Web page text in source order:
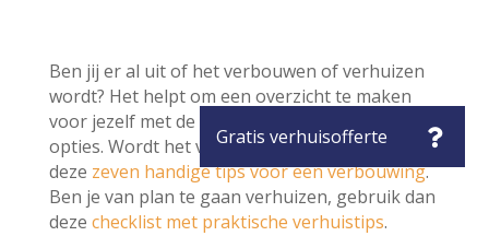
Ben jij er al uit of het verbouwen of verhuizen
wordt? Het helpt om een overzicht te maken
voor jezelf met de voor- en nadelen van beide
opties. Wordt het verbouwen, lees dan
deze zeven handige tips voor een verbouwing.
Ben je van plan te gaan verhuizen, gebruik dan
deze checklist met praktische verhuistips.